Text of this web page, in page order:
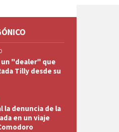
"dealer" que
Tilly desde su
la denuncia de la
en un viaje